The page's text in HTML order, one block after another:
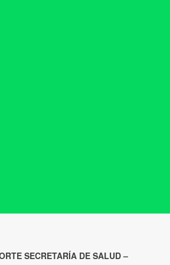
SECRETARÍA DE SALUD –